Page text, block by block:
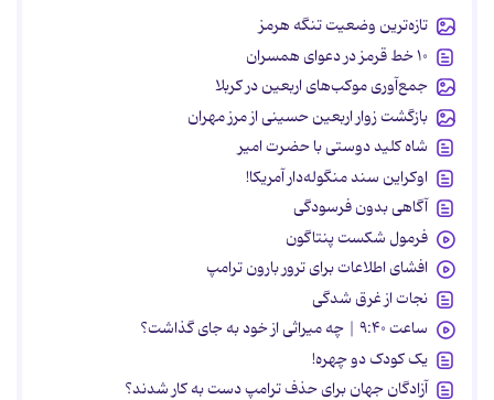
تازه‌ترین وضعیت تنگه هرمز
۱۰ خط قرمز در دعوای همسران
جمع‌آوری موکب‌های اربعین در کربلا
بازگشت زوار اربعین حسینی از مرز مهران
شاه کلید دوستی با حضرت امیر
اوکراین سند منگوله‌دار آمریکا!
آگاهی بدون فرسودگی
فرمول شکست پنتاگون
افشای اطلاعات برای ترور بارون ترامپ
نجات از غرق شدگی
ساعت ۹:۴۰ | چه میراثی از خود به جای گذاشت؟
یک کودک دو چهره!
آزادگان جهان برای حذف ترامپ دست به کار شدند؟